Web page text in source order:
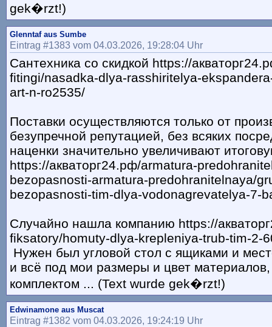
gek�rzt!)
Glenntaf aus Sumbe
Eintrag #1383 vom 04.03.2026, 19:28:04 Uhr
Сантехника со скидкой https://
fitingi/nasadka-dlya-rasshiritelya-
art-n-ro2535/
Поставки осуществляются только от
безупречной репутацией, без всяких
наценки значительно увеличивают
https://акваторг24.рф/armatura-
bezopasnosti-armatura-predohranitelnaya/
bezopasnosti-tim-dlya-vodonagrevatelya-7-
Случайно нашла компанию https://
fiksatory/homuty-dlya-krepleniya-trub-tim-2-
Нужен был угловой стол с ящиками и
и всё под мои размеры и цвет
комплектом ... (Text wurde gek�rzt!)
Edwinamone aus Muscat
Eintrag #1382 vom 04.03.2026, 19:24:19 Uhr